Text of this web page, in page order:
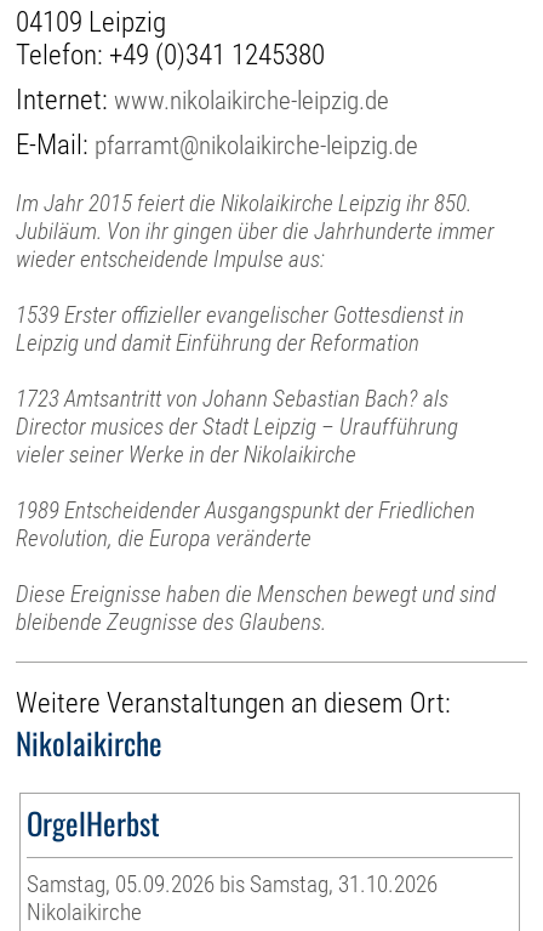
04109 Leipzig
Telefon: +49 (0)341 1245380
Internet:www.nikolaikirche-leipzig.de
E-Mail: pfarramt@nikolaikirche-leipzig.de
Im Jahr 2015 feiert die Nikolaikirche Leipzig ihr 850.
Jubiläum. Von ihr gingen über die Jahrhunderte immer
wieder entscheidende Impulse aus:
1539 Erster offizieller evangelischer Gottesdienst in
Leipzig und damit Einführung der Reformation
1723 Amtsantritt von Johann Sebastian Bach? als
Director musices der Stadt Leipzig – Uraufführung
vieler seiner Werke in der Nikolaikirche
1989 Entscheidender Ausgangspunkt der Friedlichen
Revolution, die Europa veränderte
Diese Ereignisse haben die Menschen bewegt und sind
bleibende Zeugnisse des Glaubens.
Weitere Veranstaltungen an diesem Ort:
Nikolaikirche
OrgelHerbst
Samstag, 05.09.2026 bis Samstag, 31.10.2026
Nikolaikirche